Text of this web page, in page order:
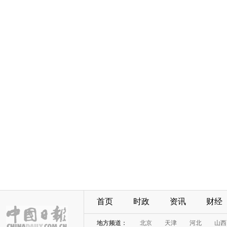
首页 时政 资讯 财经
地方频道： 北京 天津 河北
山西